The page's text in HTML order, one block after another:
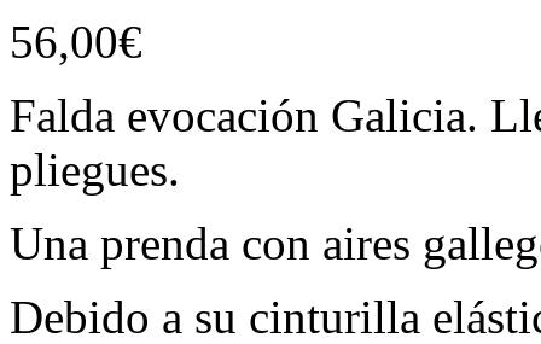
56,00€
Falda evocación Galicia.
pliegues.
Una prenda con aires
Debido a su cinturilla